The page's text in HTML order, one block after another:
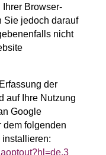
Browser-
Sie jedoch darauf
nicht
der
auf Ihre Nutzung
Google
dem folgenden
installieren: